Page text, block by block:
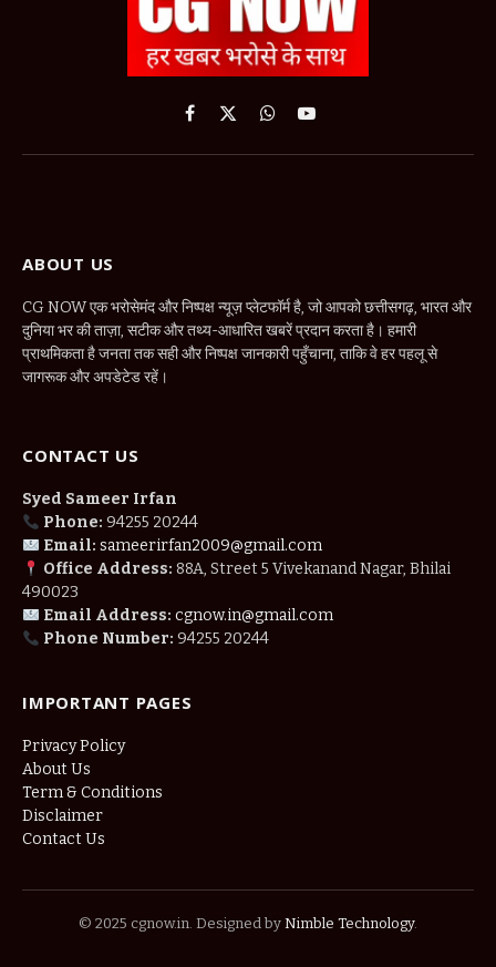
Facebook
X
WhatsApp
YouTube
ABOUT US
CG NOW एक भरोसेमंद और निष्पक्ष न्यूज़ प्लेटफॉर्म है, जो आपको छत्तीसगढ़, भारत और
दुनिया भर की ताज़ा, सटीक और तथ्य-आधारित खबरें प्रदान करता है। हमारी
प्राथमिकता है जनता तक सही और निष्पक्ष जानकारी पहुँचाना, ताकि वे हर पहलू से
जागरूक और अपडेटेड रहें।
CONTACT US
Syed Sameer Irfan
Phone: 94255 20244
Email: sameerirfan2009@gmail.com
Office Address: 88A, Street 5 Vivekanand Nagar, Bhilai
490023
Email Address: cgnow.in@gmail.com
Phone Number: 94255 20244
IMPORTANT PAGES
Privacy Policy
About Us
Term & Conditions
Disclaimer
Contact Us
© 2025 cgnow.in. Designed by Nimble Technology.